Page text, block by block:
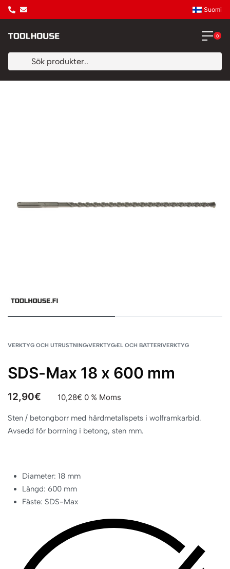
Suomi
0
VERKTYG OCH UTRUSTNING›VERKTYG›EL OCH BATTERIVERKTYG
SDS-Max 18 x 600 mm
12,90€ 10,28€ 0 % Moms
Sten / betongborr med hårdmetallspets i wolframkarbid.
Avsedd för borrning i betong, sten mm.
Diameter: 18 mm
Längd: 600 mm
Fäste: SDS-Max